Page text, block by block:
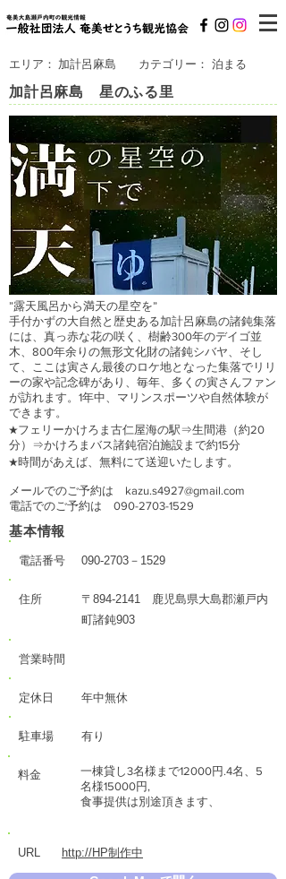
エリア： 加計呂麻島 カテゴリー： 泊まる
加計呂麻島 星のふる里
”露天風呂から満天の星空を”
手付かずの大自然と歴史ある加計呂麻島の諸鈍集落
には、真っ赤な花の咲く、樹齢300年のデイゴ並
木、800年余りの無形文化財の諸鈍シバヤ、そし
て、ここは寅さん最後のロケ地となった集落でリリ
ーの家や記念碑があり、毎年、多くの寅さんファン
が訪れます。1年中、マリンスポーツや自然体験が
できます。
★フェリーかけろま古仁屋海の駅⇒生間港（約20
分）⇒かけろまバス諸鈍宿泊施設まで約15分
★時間があえば、無料にて送迎いたします。
メールでのご予約は kazu.s4927@gmail.com
電話でのご予約は 090-2703-1529
基本情報
電話番号 090-2703 －1529
住所
〒894-2141 鹿児島県大島郡瀬戸内
町諸鈍903
営業時間
定休日 年中無休
駐車場 有り
料金
一棟貸し3名様まで12000円.4名、5
名様15000円,
食事提供は別途頂きます、
URL http://HP制作中